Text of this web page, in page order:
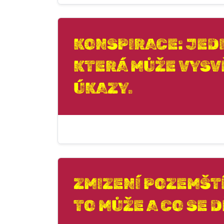
KONSPIRACE:
KTERÁ MŮŽE
ÚKAZY.
ZMIZENÍ
TO MŮŽE A CO SE